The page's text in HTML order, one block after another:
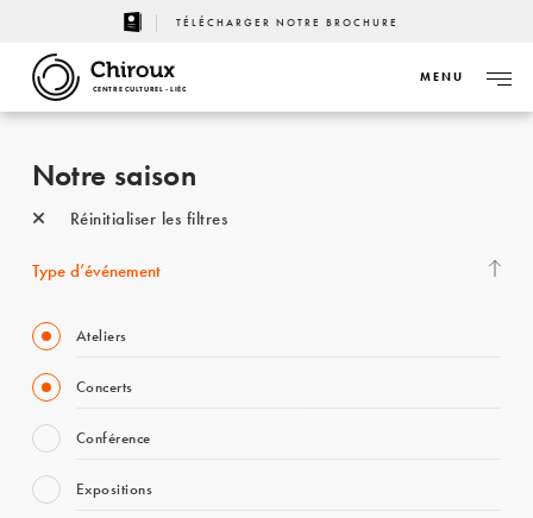
TÉLÉCHARGER NOTRE BROCHURE
CENTRE CULTUREL - LIÈGE
MENU
Notre saison
Réinitialiser les filtres
Type d’événement
Ateliers
Concerts
Conférence
Expositions